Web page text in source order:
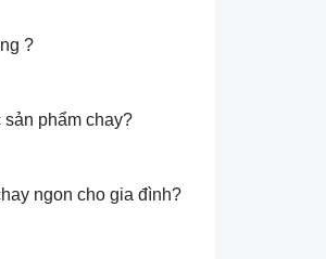
?
phẩm chay?
ngon cho gia đình?